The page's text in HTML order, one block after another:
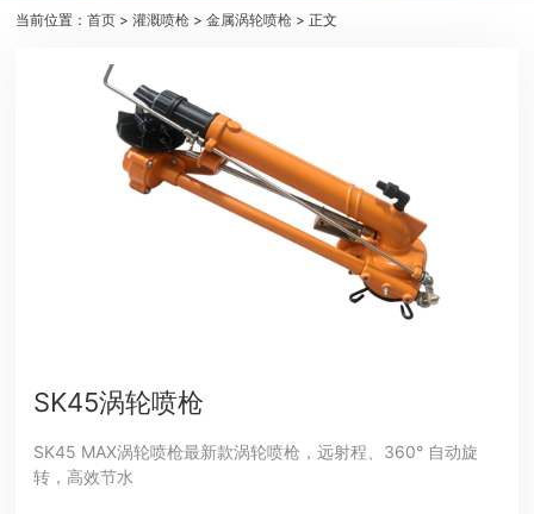
当前位置：首页 >灌溉喷枪 >金属涡轮喷枪 > 正文
SK45涡轮喷枪
SK45 MAX涡轮喷枪最新款涡轮喷枪，远射程、360° 自动旋
转，高效节水